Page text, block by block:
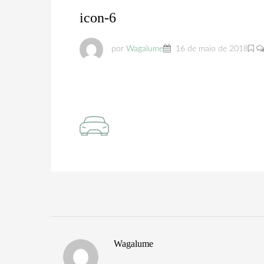
icon-6
por Wagalume 16 de maio de 2018
Wagalume